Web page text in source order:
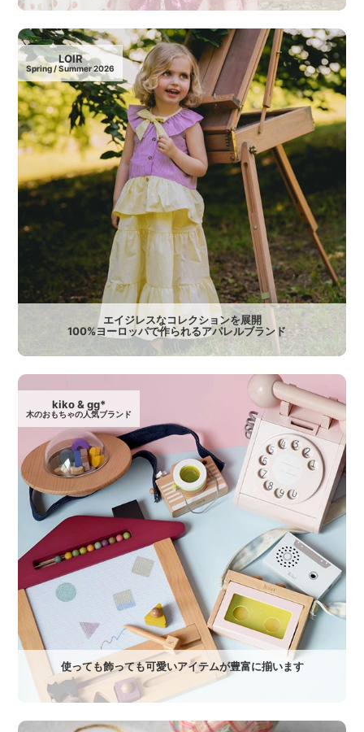
LOIR
Spring / Summer 2026
エイジレスなコレクションを展開
100%ヨーロッパで作られるアパレルブランド
kiko & gg*
木のおもちゃの人気ブランド
使っても飾っても可愛いアイテムが豊富に揃います